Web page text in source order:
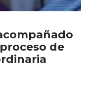
de